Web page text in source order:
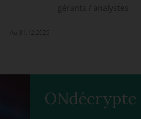
gérants / analystes
Au 31.12.2025
ONdécrypte